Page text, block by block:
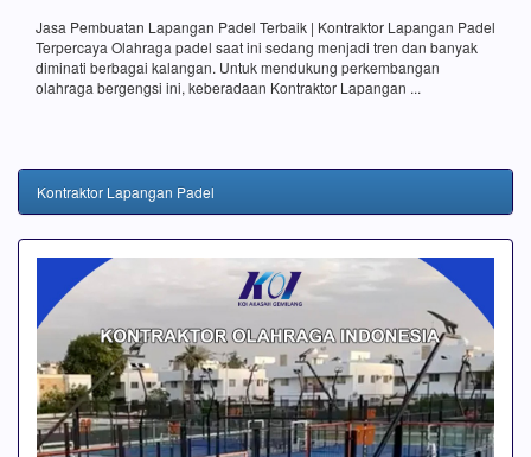
Jasa Pembuatan Lapangan Padel Terbaik | Kontraktor Lapangan Padel
Terpercaya Olahraga padel saat ini sedang menjadi tren dan banyak
diminati berbagai kalangan. Untuk mendukung perkembangan
olahraga bergengsi ini, keberadaan Kontraktor Lapangan ...
Kontraktor Lapangan Padel